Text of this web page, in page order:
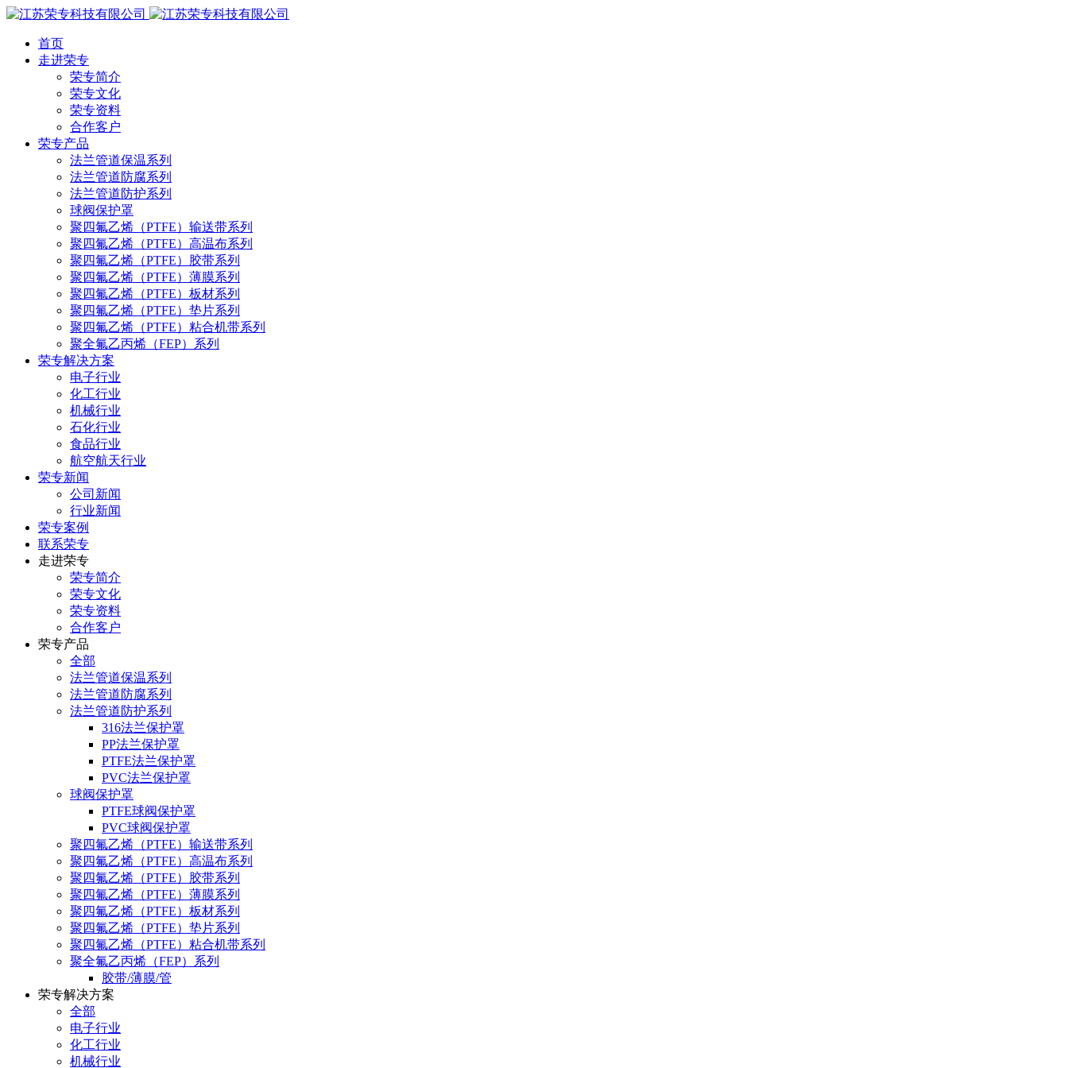
首页
走进荣专
荣专简介
荣专文化
荣专资料
合作客户
荣专产品
法兰管道保温系列
法兰管道防腐系列
法兰管道防护系列
球阀保护罩
聚四氟乙烯（PTFE）输送带系列
聚四氟乙烯（PTFE）高温布系列
聚四氟乙烯（PTFE）胶带系列
聚四氟乙烯（PTFE）薄膜系列
聚四氟乙烯（PTFE）板材系列
聚四氟乙烯（PTFE）垫片系列
聚四氟乙烯（PTFE）粘合机带系列
聚全氟乙丙烯（FEP）系列
荣专解决方案
电子行业
化工行业
机械行业
石化行业
食品行业
航空航天行业
荣专新闻
公司新闻
行业新闻
荣专案例
联系荣专
走进荣专
荣专简介
荣专文化
荣专资料
合作客户
荣专产品
全部
法兰管道保温系列
法兰管道防腐系列
法兰管道防护系列
316法兰保护罩
PP法兰保护罩
PTFE法兰保护罩
PVC法兰保护罩
球阀保护罩
PTFE球阀保护罩
PVC球阀保护罩
聚四氟乙烯（PTFE）输送带系列
聚四氟乙烯（PTFE）高温布系列
聚四氟乙烯（PTFE）胶带系列
聚四氟乙烯（PTFE）薄膜系列
聚四氟乙烯（PTFE）板材系列
聚四氟乙烯（PTFE）垫片系列
聚四氟乙烯（PTFE）粘合机带系列
聚全氟乙丙烯（FEP）系列
胶带/薄膜/管
荣专解决方案
全部
电子行业
化工行业
机械行业